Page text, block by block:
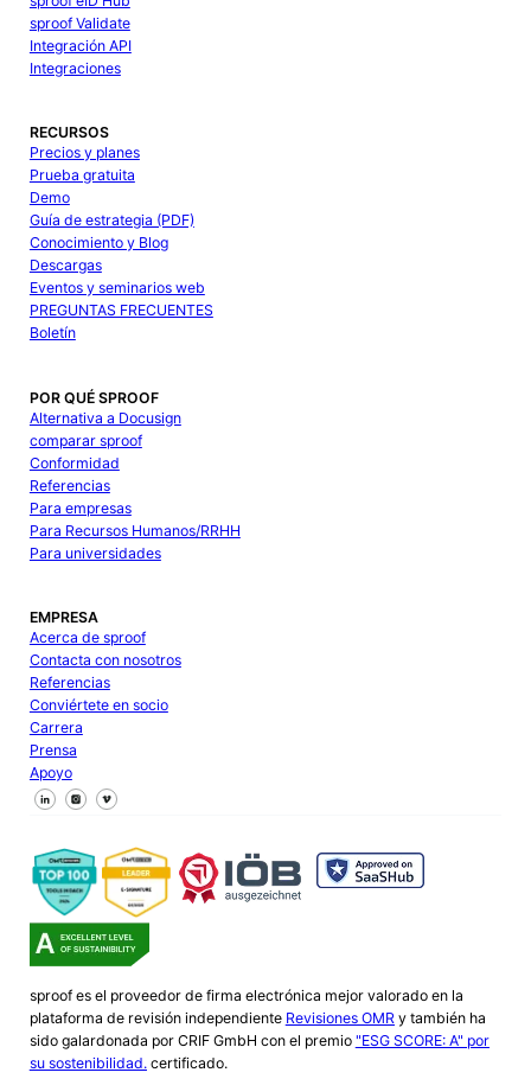
sproof Validate
Integración API
Integraciones
RECURSOS
Precios y planes
Prueba gratuita
Demo
Guía de estrategia (PDF)
Conocimiento y Blog
Descargas
Eventos y seminarios web
PREGUNTAS FRECUENTES
Boletín
POR QUÉ SPROOF
Alternativa a Docusign
comparar sproof
Conformidad
Referencias
Para empresas
Para Recursos Humanos/RRHH
Para universidades
EMPRESA
Acerca de sproof
Contacta con nosotros
Referencias
Conviértete en socio
Carrera
Prensa
Apoyo
Síguenos en Facebook
Síguenos en X
Síguenos en LinkedIn
sproof es el proveedor de firma electrónica mejor valorado en la
plataforma de revisión independiente Revisiones OMRy también ha
sido galardonada por CRIF GmbH con el premio "ESG SCORE: A" por
su sostenibilidad.certificado.